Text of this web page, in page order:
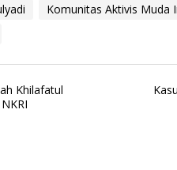
Komunitas Aktivis Muda
Khilafatul